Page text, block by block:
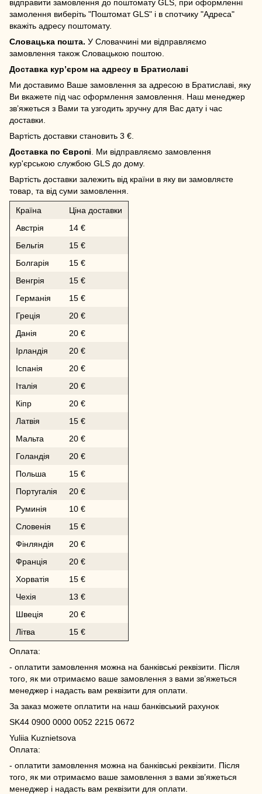
відправити замовлення до поштомату GLS, при оформленні
замолення виберіть "Поштомат GLS" і в спотчику "Адреса"
вкажіть адресу поштомату.
Словацька пошта. У Словаччині ми відправляємо
замовлення також Словацькою поштою.
Доставка кур’єром на адресу в Братиславі
Ми доставимо Ваше замовлення за адресою в Братиславі, яку
Ви вкажете під час оформлення замовлення. Наш менеджер
зв’яжеться з Вами та узгодить зручну для Вас дату і час
доставки.
Вартість доставки становить 3 €.
Доставка по Європі . Ми відправляємо замовлення
кур'єрською службою GLS до дому.
Вартість доставки залежить від країни в яку ви замовляєте
товар, та від суми замовлення.
Країна
Ціна доставки
Австрія
14 €
Бельгія
15 €
Болгарія
15 €
Венгрія
15 €
Германія
15 €
Греція
20 €
Данія
20 €
Ірландія
20 €
Іспанія
20 €
Італія
20 €
Кіпр
20 €
Латвія
15 €
Мальта
20 €
Голандія
20 €
Польша
15 €
Португалія
20 €
Руминія
10 €
Словенія
15 €
Фінляндія
20 €
Франція
20 €
Хорватія
15 €
Чехія
13 €
Швеція
20 €
Літва
15 €
Оплата:
- оплатити замовлення можна на банківські реквізити. Після
того, як ми отримаємо ваше замовлення з вами зв’яжеться
менеджер і надасть вам реквізити для оплати.
За заказ можете оплатити на наш банківський рахунок
SK44 0900 0000 0052 2215 0672
Yuliia Kuznietsova
Оплата:
- оплатити замовлення можна на банківські реквізити. Після
того, як ми отримаємо ваше замовлення з вами зв’яжеться
менеджер і надасть вам реквізити для оплати.